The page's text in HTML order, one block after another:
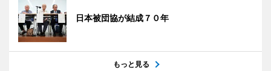
日本被団協が結成７０年
もっと見る